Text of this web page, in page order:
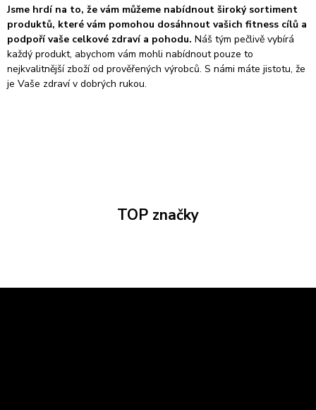
Jsme hrdí na to, že vám můžeme nabídnout široký sortiment
produktů, které vám pomohou dosáhnout vašich fitness cílů a
podpoří vaše celkové zdraví a pohodu. Náš tým pečlivě vybírá
každý produkt, abychom vám mohli nabídnout pouze to
nejkvalitnější zboží od prověřených výrobců. S námi máte jistotu, že
je Vaše zdraví v dobrých rukou.
TOP značky